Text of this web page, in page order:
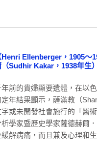
．蓋吉奇案
性精神病
治療
能的定位
症
症
生理學
現象
探究滋生惡行的力量之外
惡的種種力量，向來都很
或霸凌情境下的旁觀者效應
半都投入研究惡的心理學
年，那段成長歷程塑造了我
的「街頭智慧」求生本領
開，哪些人你該奉承討好
就是要創造互惠對等義務
從被動的追隨者轉變成活
Ellenberger，1905～
Sudhir Kakar，1938年生）
的貴婦顯要遺體，在以色
年結果顯示，薩滿教（
或未開發社會施行的「醫
學家暨歷史學家薩德赫爾
解病痛，而且兼及心理和生